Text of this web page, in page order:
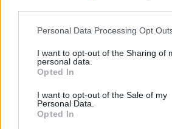
Personal Data Processing Opt
I want to opt-out of the Sharing of
personal data.
Opted In
I want to opt-out of the Sale of my
Personal Data.
Opted In
ΡΟΗ ΕΙΔΗΣΕΩΝ
Χρηματιστήριο: Πτώση κατά
εκατ. ευρώ ο τζίρος
Είσοδος της γαλλικής Meridiam
διασύνδεση Ελλάδας – Κύπρου